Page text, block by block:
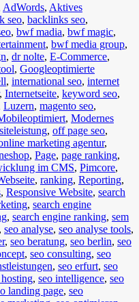
AdWords, Aktives
seo, backlinks seo,
, bwf madia, bwf magic,
, bwf media group,
, dr nolte, E-Commerce,
, Googleoptimierte
, international seo, internet
, Internetseite, keyword seo,
Luzern, magento seo,
, Modernes
, off page seo,
marketing agentur,
, Page, page ranking,
im CMS, Pimcore,
, ranking, Reporting,
, Responsive Website, search
, search engine
, search engine ranking, sem
, seo analyse, seo analyse tools,
, seo beratung, seo berlin, seo
, seo consulting, seo
, seo erfurt, seo
hosting, seo intelligence, seo
landing page, seo